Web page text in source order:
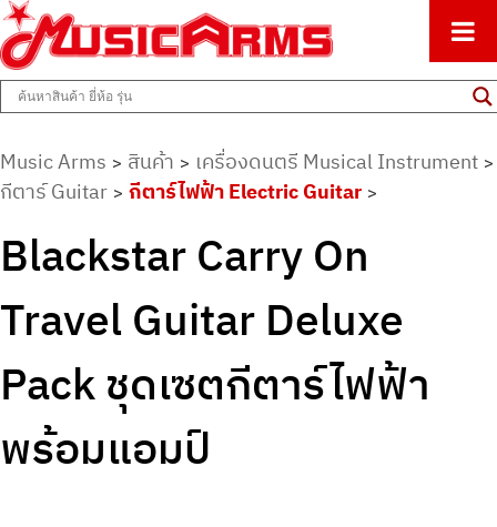
Music Arms
ศูนย์รวมครื่องดนตรีทุกชนิด ตั้งแต่เริ่มต้นถึงมืออาชีพ
Music Arms > สินค้า > เครื่องดนตรี Musical Instrument >
กีตาร์ Guitar > กีตาร์ไฟฟ้า Electric Guitar >
Blackstar Carry On
Travel Guitar Deluxe
Pack ชุดเซตกีตาร์ไฟฟ้า
พร้อมแอมป์